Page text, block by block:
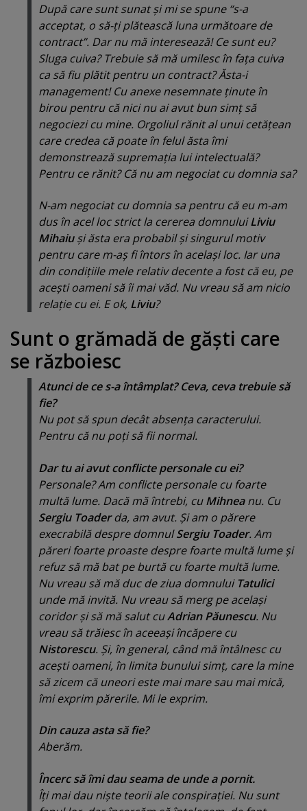
După care sunt sunat şi mi se spune “s-a
acceptat, o să-ţi plătească luna următoare de
contract”. Dar nu mă interesează! Ce sunt eu?
Sluga cuiva? Trebuie să mă umilesc în faţa cuiva
ca să fiu plătit pentru un contract? Ăsta-i
management! Cu anexe nesemnate ţinute în
birou pentru că nici nu ai avut bun simţ să
negociezi cu mine. Orgoliul rănit al unui cetăţean
care credea că poate în felul ăsta îmi
demonstrează supremaţia lui intelectuală?
Pentru ce rănit? Că nu am negociat cu domnia sa?
N-am negociat cu domnia sa pentru că eu m-am
dus în acel loc strict la cererea domnuluiLiviu
Mihaiuşi ăsta era probabil şi singurul motiv
pentru care m-aş fi întors în acelaşi loc. Iar una
din condiţiile mele relativ decente a fost că eu, pe
aceşti oameni să îi mai văd. Nu vreau să am nicio
relaţie cu ei. E ok, Liviu?
Sunt o grămadă de găşti care
se războiesc
Atunci de ce s-a întâmplat? Ceva, ceva trebuie să
fie?
Nu pot să spun decât absenţa caracterului.
Pentru că nu poţi să fii normal.
Dar tu ai avut conflicte personale cu ei?
Personale? Am conflicte personale cu foarte
multă lume. Dacă mă întrebi, cuMihneanu. Cu
Sergiu Toaderda, am avut. Şi am o părere
execrabilă despre domnulSergiu Toader. Am
păreri foarte proaste despre foarte multă lume şi
refuz să mă bat pe burtă cu foarte multă lume.
Nu vreau să mă duc de ziua domnului Tatulici
unde mă invită. Nu vreau să merg pe acelaşi
coridor şi să mă salut cuAdrian Păunescu. Nu
vreau să trăiesc în aceeaşi încăpere cu
Nistorescu. Şi, în general, când mă întâlnesc cu
aceşti oameni, în limita bunului simţ, care la mine
să zicem că uneori este mai mare sau mai mică,
îmi exprim părerile. Mi le exprim.
Din cauza asta să fie?
Aberăm.
Încerc să îmi dau seama de unde a pornit.
Îţi mai dau nişte teorii ale conspiraţiei. Nu sunt